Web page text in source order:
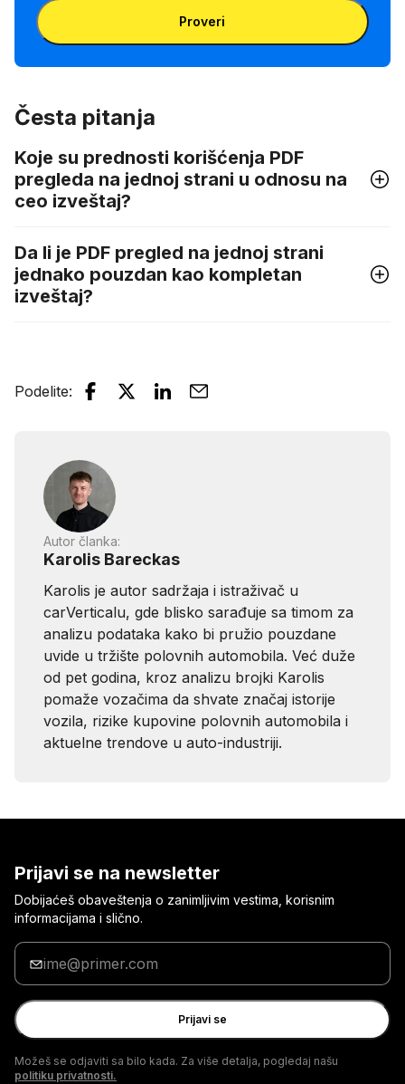
Proveri
Česta pitanja
Koje su prednosti korišćenja PDF
pregleda na jednoj strani u odnosu na
ceo izveštaj?
Da li je PDF pregled na jednoj strani
jednako pouzdan kao kompletan
izveštaj?
Podelite:
Autor članka:
Karolis Bareckas
Karolis je autor sadržaja i istraživač u
carVerticalu, gde blisko sarađuje sa timom za
analizu podataka kako bi pružio pouzdane
uvide u tržište polovnih automobila. Već duže
od pet godina, kroz analizu brojki Karolis
pomaže vozačima da shvate značaj istorije
vozila, rizike kupovine polovnih automobila i
aktuelne trendove u auto-industriji.
Prijavi se na newsletter
Dobijaćeš obaveštenja o zanimljivim vestima, korisnim
informacijama i slično.
Unesi
svoju
e-
adresu
Prijavi se
Možeš se odjaviti sa bilo kada. Za više detalja, pogledaj našu
politiku privatnosti.